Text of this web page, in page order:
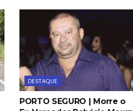
DESTAQUE
PORTO SEGURO | Morre o